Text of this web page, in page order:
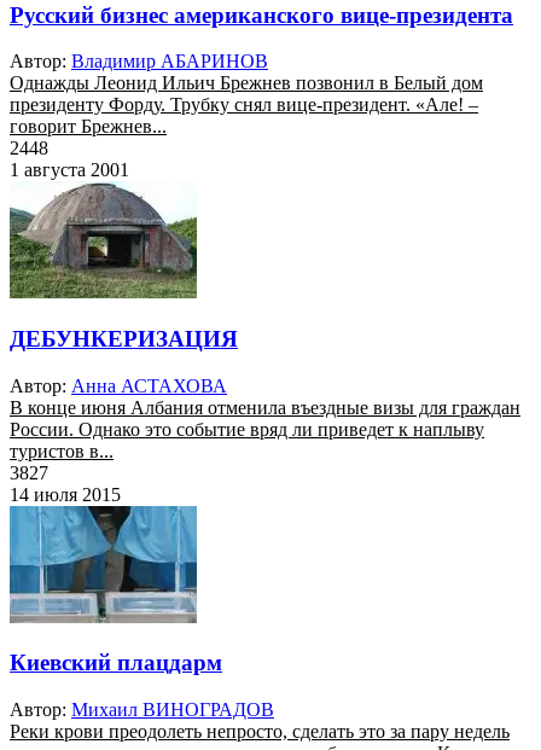
Русский бизнес американского вице-президента
Автор: Владимир АБАРИНОВ
Однажды Леонид Ильич Брежнев позвонил в Белый дом
президенту Форду. Трубку снял вице-президент. «Але! –
говорит Брежнев...
2448
1 августа 2001
ДЕБУНКЕРИЗАЦИЯ
Автор: Анна АСТАХОВА
В конце июня Албания отменила въездные визы для граждан
России. Однако это событие вряд ли приведет к наплыву
туристов в...
3827
14 июля 2015
Киевский плацдарм
Автор: Михаил ВИНОГРАДОВ
Реки крови преодолеть непросто, сделать это за пару недель